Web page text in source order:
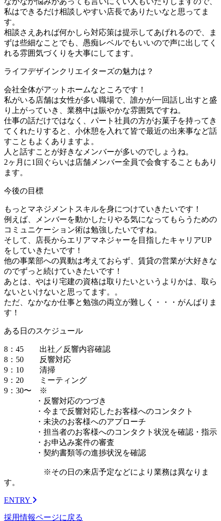
私はできるだけ相談しやすい店長でありたいなと思ってま
す。
相談さえあれば何かしら対応策は提示してあげれるので、ま
ずは些細なことでも、愚痴レベルでもいいので声に出してく
れる雰囲気づくりを大事にしてます。
ライフデザインクリエイターズの魅力は？
会社全体がアットホームなところです！
私がいる店舗は女性が多い職場で、誰かが一回話し出すと盛
り上がっていき、業務中は賑やかな雰囲気ですね。
仕事の話だけではなく、パート社員の方がお菓子を持ってき
てくれたりすると、小休憩を入れて皆で最近の出来事など話
すこともよくありますよ。
人と話すことが好きなメンバーが多いのでしょうね。
2ヶ月に1回ぐらいは店舗メンバー全員で会食することもあり
ます。
今後の目標
もっとマネジメントスキルを身につけていきたいです！
例えば、メンバーを動かしたりやる気になってもらうための
コミュニケーション術は勉強したいですね。
そして、店長からエリアマネジャーを目指したキャリアUP
をしていきたいです！
他の事業部への異動は考えておらず、賃貸の営業が大好きな
のでずっと続けていきたいです！
あとは、やはり宅建の資格は取りたいというよりかは、取ら
ないといけないと思ってます。。
ただ、なかなか仕事と勉強の両立が難しく・・・がんばりま
す！
ある日のスケジュール
8：45 出社／反響内容確認
8：50 反響対応
9：10 清掃
9：20 ミーティング
9：30〜 ※
・反響対応のつづき
・今まで反響対応したお客様へのコンタクト
・未決のお客様へのアプローチ
・担当者のお客様へのコンタクト状況を確認・指示
・お申込み案件の審査
・契約書類等の進捗状況を確認
※その日の来店予定などにより業務は異なりま
す。
ENTRY
採用情報ページに戻る